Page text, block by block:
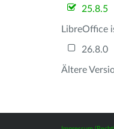
25.8.5
LibreOffice
26.8.0
Ältere